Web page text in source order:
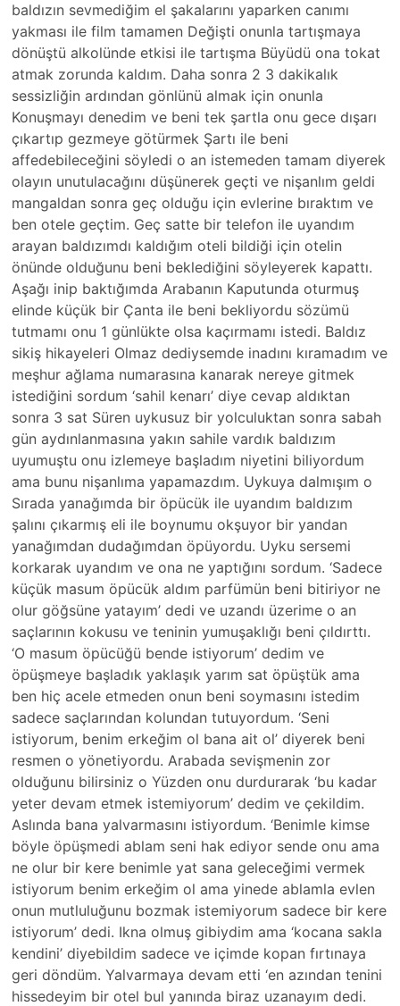
baldızın sevmediğim el şakalarını yaparken canımı
yakması ile film tamamen Değişti onunla tartışmaya
dönüştü alkolünde etkisi ile tartışma Büyüdü ona tokat
atmak zorunda kaldım. Daha sonra 2 3 dakikalık
sessizliğin ardından gönlünü almak için onunla
Konuşmayı denedim ve beni tek şartla onu gece dışarı
çıkartıp gezmeye götürmek Şartı ile beni
affedebileceğini söyledi o an istemeden tamam diyerek
olayın unutulacağını düşünerek geçti ve nişanlım geldi
mangaldan sonra geç olduğu için evlerine bıraktım ve
ben otele geçtim. Geç satte bir telefon ile uyandım
arayan baldızımdı kaldığım oteli bildiği için otelin
önünde olduğunu beni beklediğini söyleyerek kapattı.
Aşağı inip baktığımda Arabanın Kaputunda oturmuş
elinde küçük bir Çanta ile beni bekliyordu sözümü
tutmamı onu 1 günlükte olsa kaçırmamı istedi. Baldız
sikiş hikayeleri Olmaz dediysemde inadını kıramadım ve
meşhur ağlama numarasına kanarak nereye gitmek
istediğini sordum ‘sahil kenarı’ diye cevap aldıktan
sonra 3 sat Süren uykusuz bir yolculuktan sonra sabah
gün aydınlanmasına yakın sahile vardık baldızım
uyumuştu onu izlemeye başladım niyetini biliyordum
ama bunu nişanlıma yapamazdım. Uykuya dalmışım o
Sırada yanağımda bir öpücük ile uyandım baldızım
şalını çıkarmış eli ile boynumu okşuyor bir yandan
yanağımdan dudağımdan öpüyordu. Uyku sersemi
korkarak uyandım ve ona ne yaptığını sordum. ‘Sadece
küçük masum öpücük aldım parfümün beni bitiriyor ne
olur göğsüne yatayım’ dedi ve uzandı üzerime o an
saçlarının kokusu ve teninin yumuşaklığı beni çıldırttı.
‘O masum öpücüğü bende istiyorum’ dedim ve
öpüşmeye başladık yaklaşık yarım sat öpüştük ama
ben hiç acele etmeden onun beni soymasını istedim
sadece saçlarından kolundan tutuyordum. ‘Seni
istiyorum, benim erkeğim ol bana ait ol’ diyerek beni
resmen o yönetiyordu. Arabada sevişmenin zor
olduğunu bilirsiniz o Yüzden onu durdurarak ‘bu kadar
yeter devam etmek istemiyorum’ dedim ve çekildim.
Aslında bana yalvarmasını istiyordum. ‘Benimle kimse
böyle öpüşmedi ablam seni hak ediyor sende onu ama
ne olur bir kere benimle yat sana geleceğimi vermek
istiyorum benim erkeğim ol ama yinede ablamla evlen
onun mutluluğunu bozmak istemiyorum sadece bir kere
istiyorum’ dedi. Ikna olmuş gibiydim ama ‘kocana sakla
kendini’ diyebildim sadece ve içimde kopan fırtınaya
geri döndüm. Yalvarmaya devam etti ‘en azından tenini
hissedeyim bir otel bul yanında biraz uzanayım dedi.